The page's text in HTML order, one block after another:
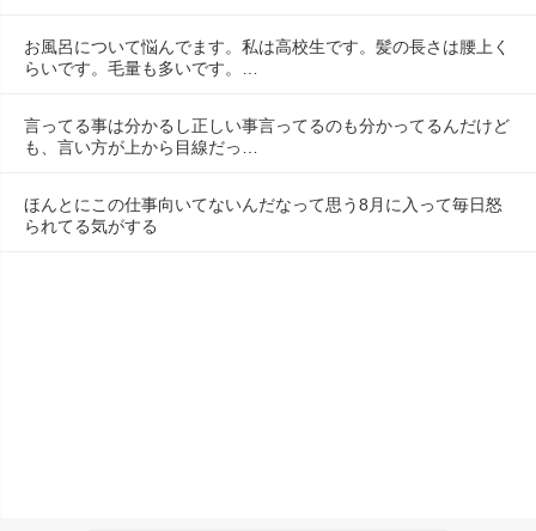
お風呂について悩んでます。私は高校生です。髪の長さは腰上く
らいです。毛量も多いです。…
言ってる事は分かるし正しい事言ってるのも分かってるんだけど
も、言い方が上から目線だっ…
ほんとにこの仕事向いてないんだなって思う8月に入って毎日怒
られてる気がする